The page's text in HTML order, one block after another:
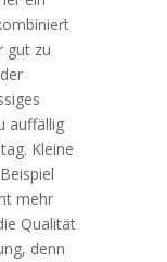
gut zu
auffällig
Kleine
mehr
Qualität
denn